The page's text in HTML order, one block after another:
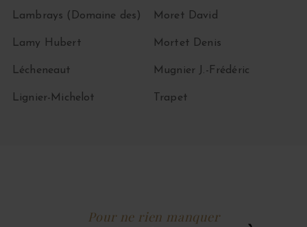
Lambrays (Domaine des)
Lamy Hubert
Lécheneaut
Lignier-Michelot
Moret David
Mortet Denis
Mugnier J.-Frédéric
Trapet
Pour ne rien manquer